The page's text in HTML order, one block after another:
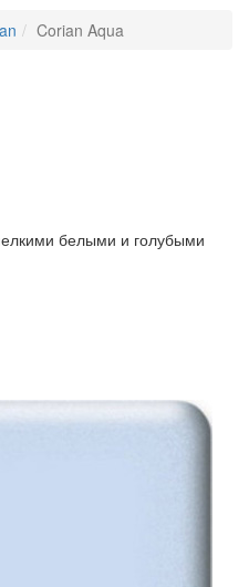
Corian Aqua
белыми и голубыми